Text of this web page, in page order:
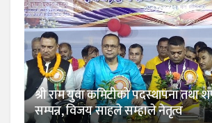
श्री राम युवा कमिटीको पदस्थापना तथा
सम्पन्न, विजय साहले सम्हाले नेतृत्व